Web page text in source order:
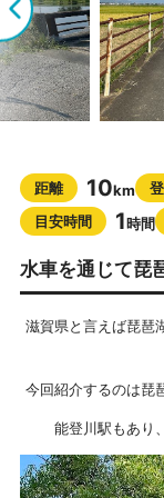
距離 10km
目安時間
1時間
水車を通じて琵
滋賀県と言えば琵琶
今回紹介するのは琵
能登川駅もあり